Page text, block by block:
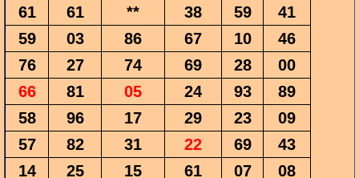
61
61 ** 38 59
41
59
03 86 67 10
46
76
27 74 69 28
00
66
81 05 24 93
89
58
96 17 29 23
09
57
82 31 22 69
43
14
25 15 61 07
08